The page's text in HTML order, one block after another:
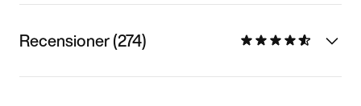
Recensioner (274)